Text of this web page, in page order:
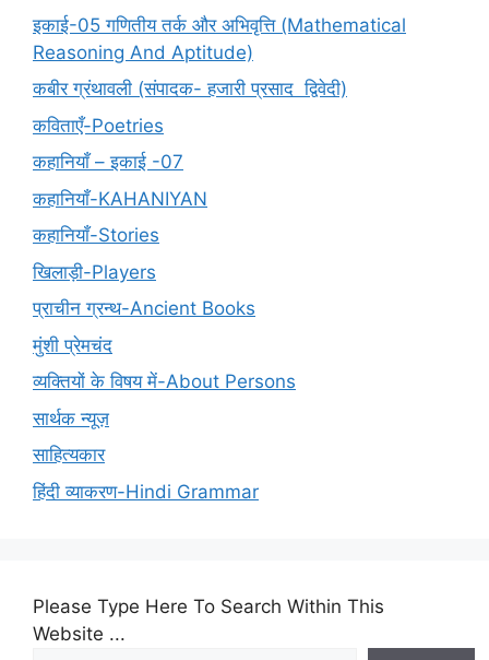
इकाई-05 गणितीय तर्क और अभिवृत्ति (Mathematical
Reasoning And Aptitude)
कबीर ग्रंथावली (संपादक- हजारी प्रसाद द्विवेदी)
कविताएँ-Poetries
कहानियाँ – इकाई -07
कहानियाँ-KAHANIYAN
कहानियाँ-Stories
खिलाड़ी-Players
प्राचीन ग्रन्थ-Ancient Books
मुंशी प्रेमचंद
व्यक्तियों के विषय में-About Persons
सार्थक न्यूज़
साहित्यकार
हिंदी व्याकरण-Hindi Grammar
Please Type Here To Search Within This
Website ...